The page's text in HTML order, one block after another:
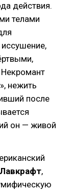
действия.
телами
иссушение,
», нежить
после
он — живой
,